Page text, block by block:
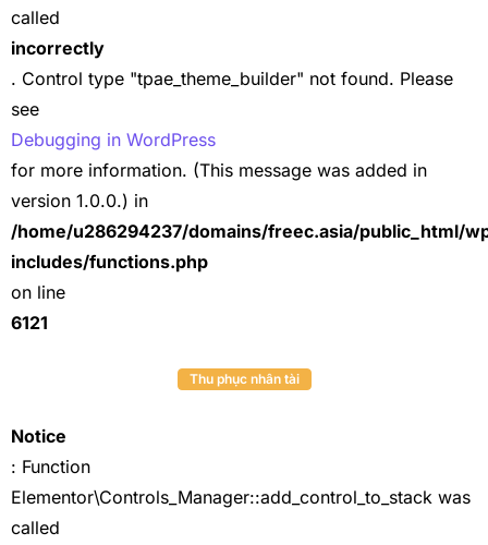
called
incorrectly
. Control type "tpae_theme_builder" not found. Please
see
Debugging in WordPress
for more information. (This message was added in
version 1.0.0.) in
/home/u286294237/domains/freec.asia/public_html/
includes/functions.php
on line
6121
Thu phục nhân tài
Notice
: Function
Elementor\Controls_Manager::add_control_to_stack was
called